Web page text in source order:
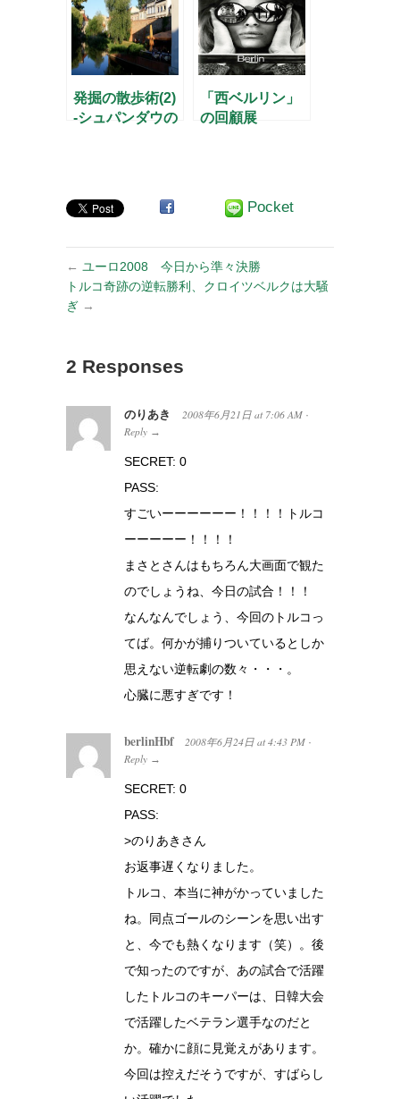
発掘の散歩術(2)
-シュパンダウの
「西ベルリン」
の回顧展
Pocket
← ユーロ2008 今日から準々決勝
トルコ奇跡の逆転勝利、クロイツベルクは大騒
ぎ →
2 Responses
のりあき 2008年6月21日 at 7:06 AM ·
Reply →
SECRET: 0
PASS:
すごいーーーーーー！！！！トルコ
ーーーーー！！！！
まさとさんはもちろん大画面で観た
のでしょうね、今日の試合！！！
なんなんでしょう、今回のトルコっ
てば。何かが捕りついているとしか
思えない逆転劇の数々・・・。
心臓に悪すぎです！
berlinHbf 2008年6月24日 at 4:43 PM ·
Reply →
SECRET: 0
PASS:
>のりあきさん
お返事遅くなりました。
トルコ、本当に神がかっていました
ね。同点ゴールのシーンを思い出す
と、今でも熱くなります（笑）。後
で知ったのですが、あの試合で活躍
したトルコのキーパーは、日韓大会
で活躍したベテラン選手なのだと
か。確かに顔に見覚えがあります。
今回は控えだそうですが、すばらし